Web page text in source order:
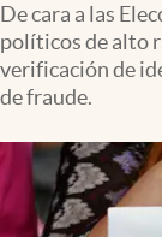
PC y mobile
Lifestyle
De cara a las
políticos de alto
verificación de
de fraude.